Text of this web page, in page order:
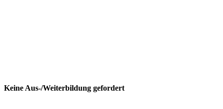
Keine Aus-/Weiterbildung gefordert